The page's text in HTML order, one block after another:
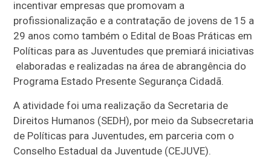
incentivar empresas que promovam a
profissionalização e a contratação de jovens de 15 a
29 anos como também o Edital de Boas Práticas em
Políticas para as Juventudes que premiará iniciativas
elaboradas e realizadas na área de abrangência do
Programa Estado Presente Segurança Cidadã.
A atividade foi uma realização da Secretaria de
Direitos Humanos (SEDH), por meio da Subsecretaria
de Políticas para Juventudes, em parceria com o
Conselho Estadual da Juventude (CEJUVE).